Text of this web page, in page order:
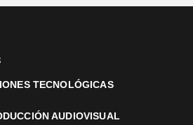
TECNOLÓGICAS
AUDIOVISUAL